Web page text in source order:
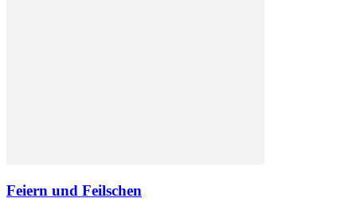
Feiern und Feilschen